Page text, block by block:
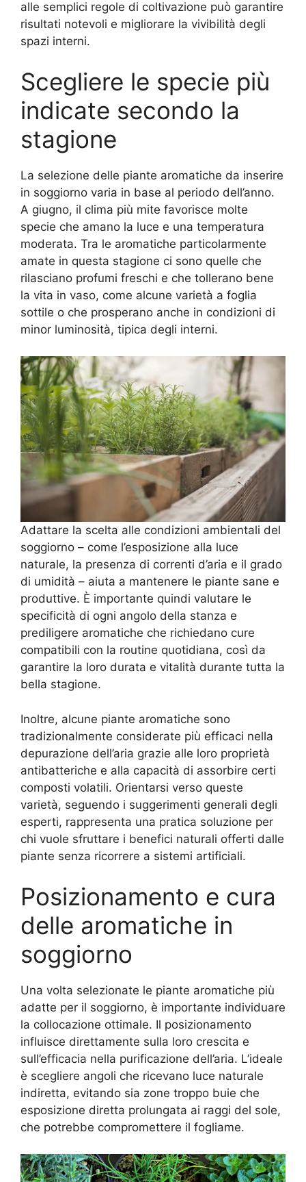
alle semplici regole di coltivazione può garantire
risultati notevoli e migliorare la vivibilità degli
spazi interni.
Scegliere le specie più
indicate secondo la
stagione
La selezione delle piante aromatiche da inserire
in soggiorno varia in base al periodo dell’anno.
A giugno, il clima più mite favorisce molte
specie che amano la luce e una temperatura
moderata. Tra le aromatiche particolarmente
amate in questa stagione ci sono quelle che
rilasciano profumi freschi e che tollerano bene
la vita in vaso, come alcune varietà a foglia
sottile o che prosperano anche in condizioni di
minor luminosità, tipica degli interni.
Adattare la scelta alle condizioni ambientali del
soggiorno – come l’esposizione alla luce
naturale, la presenza di correnti d’aria e il grado
di umidità – aiuta a mantenere le piante sane e
produttive. È importante quindi valutare le
specificità di ogni angolo della stanza e
prediligere aromatiche che richiedano cure
compatibili con la routine quotidiana, così da
garantire la loro durata e vitalità durante tutta la
bella stagione.
Inoltre, alcune piante aromatiche sono
tradizionalmente considerate più efficaci nella
depurazione dell’aria grazie alle loro proprietà
antibatteriche e alla capacità di assorbire certi
composti volatili. Orientarsi verso queste
varietà, seguendo i suggerimenti generali degli
esperti, rappresenta una pratica soluzione per
chi vuole sfruttare i benefici naturali offerti dalle
piante senza ricorrere a sistemi artificiali.
Posizionamento e cura
delle aromatiche in
soggiorno
Una volta selezionate le piante aromatiche più
adatte per il soggiorno, è importante individuare
la collocazione ottimale. Il posizionamento
influisce direttamente sulla loro crescita e
sull’efficacia nella purificazione dell’aria. L’ideale
è scegliere angoli che ricevano luce naturale
indiretta, evitando sia zone troppo buie che
esposizione diretta prolungata ai raggi del sole,
che potrebbe compromettere il fogliame.